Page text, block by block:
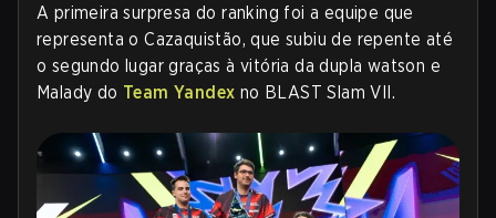
A primeira surpresa do ranking foi a equipe que
representa o Cazaquistão, que subiu de repente até
o segundo lugar graças à vitória da dupla watson e
Malady do Team Yandex no BLAST Slam VII.